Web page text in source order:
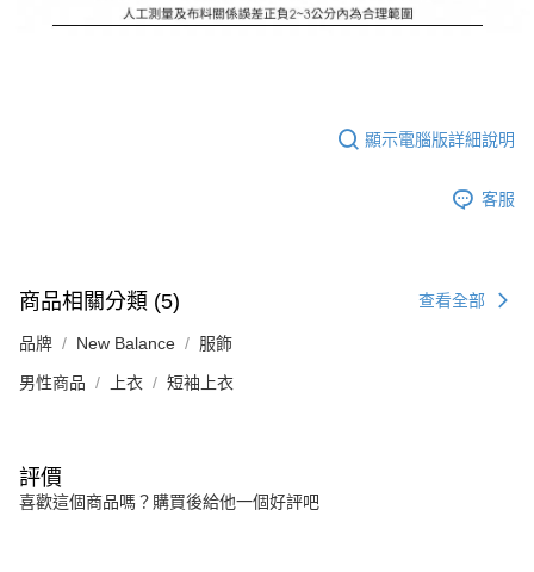
顯示電腦版詳細說明
客服
商品相關分類 (5) 查看全部
品牌 New Balance 服飾
男性商品 上衣 短袖上衣
評價
喜歡這個商品嗎？購買後給他一個好評吧